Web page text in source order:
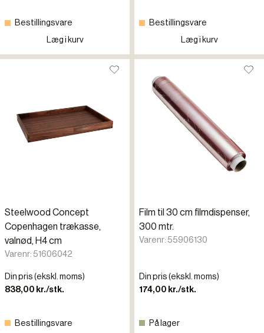
Bestillingsvare
Læg i kurv
Bestillingsvare
Læg i kurv
Steelwood Concept
Copenhagen trækasse,
valnød, H4 cm
Varenr: 51606042
Din pris (ekskl. moms)
838,00 kr./stk.
Bestillingsvare
Film til 30 cm filmdispenser,
300 mtr.
Varenr: 55906130
Din pris (ekskl. moms)
174,00 kr./stk.
På lager